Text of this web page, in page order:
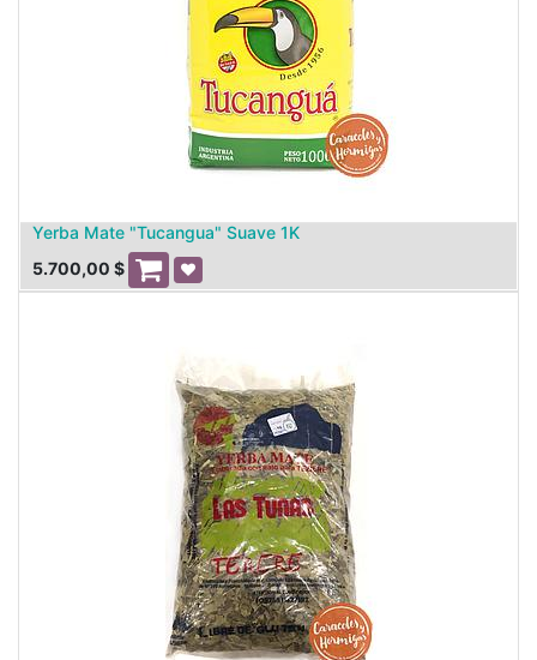
Yerba Mate "Tucangua" Suave 1K
5.700,00 $